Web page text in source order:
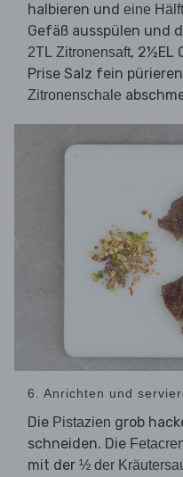
halbieren und eine
Gefäß ausspülen und
2TL Zitronensaft, 2½EL
Prise Salz fein
Zitronenschale
6. Anrichten und
Die Pistazien grob
schneiden. Die
mit der ½ der